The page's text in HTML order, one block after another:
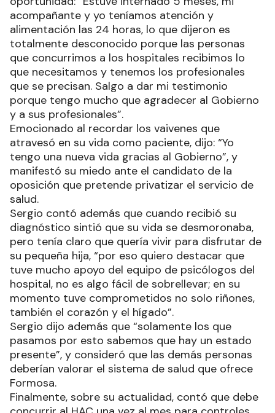
acompañante y yo teníamos atención y
alimentación las 24 horas, lo que dijeron es
totalmente desconocido porque las personas
que concurrimos a los hospitales recibimos lo
que necesitamos y tenemos los profesionales
que se precisan. Salgo a dar mi testimonio
porque tengo mucho que agradecer al Gobierno
y a sus profesionales”.
Emocionado al recordar los vaivenes que
atravesó en su vida como paciente, dijo: “Yo
tengo una nueva vida gracias al Gobierno”, y
manifestó su miedo ante el candidato de la
oposición que pretende privatizar el servicio de
salud.
Sergio contó además que cuando recibió su
diagnóstico sintió que su vida se desmoronaba,
pero tenía claro que quería vivir para disfrutar de
su pequeña hija, “por eso quiero destacar que
tuve mucho apoyo del equipo de psicólogos del
hospital, no es algo fácil de sobrellevar; en su
momento tuve comprometidos no solo riñones,
también el corazón y el hígado”.
Sergio dijo además que “solamente los que
pasamos por esto sabemos que hay un estado
presente”, y consideró que las demás personas
deberían valorar el sistema de salud que ofrece
Formosa.
Finalmente, sobre su actualidad, contó que debe